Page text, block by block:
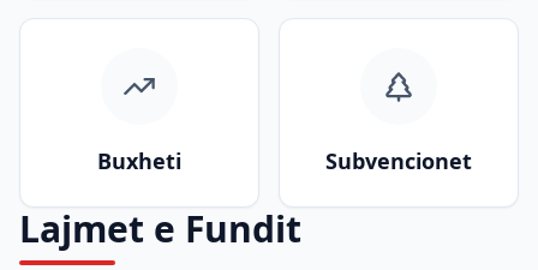
Buxheti Subvencionet
Lajmet e Fundit